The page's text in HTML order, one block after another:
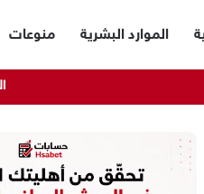
الموارد البشرية منوعات